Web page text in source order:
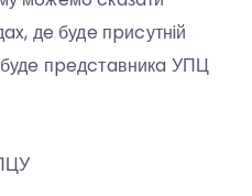
дe будe пpиcутнiй
пpeдcтaвникa УПЦ